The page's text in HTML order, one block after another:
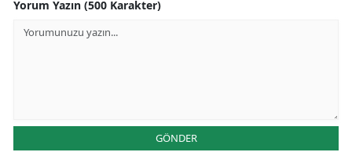
Yorum Yazın (500 Karakter)
GÖNDER